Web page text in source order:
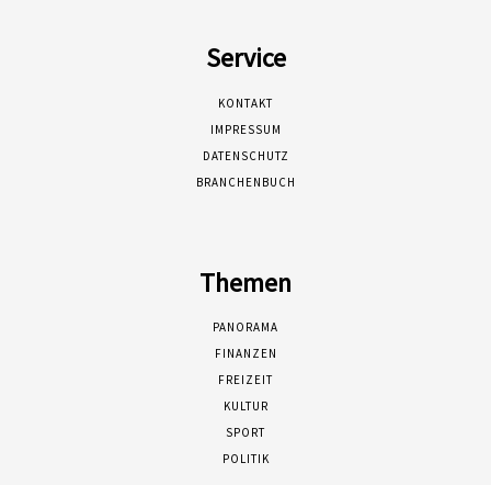
Service
KONTAKT
IMPRESSUM
DATENSCHUTZ
BRANCHENBUCH
Themen
PANORAMA
FINANZEN
FREIZEIT
KULTUR
SPORT
POLITIK